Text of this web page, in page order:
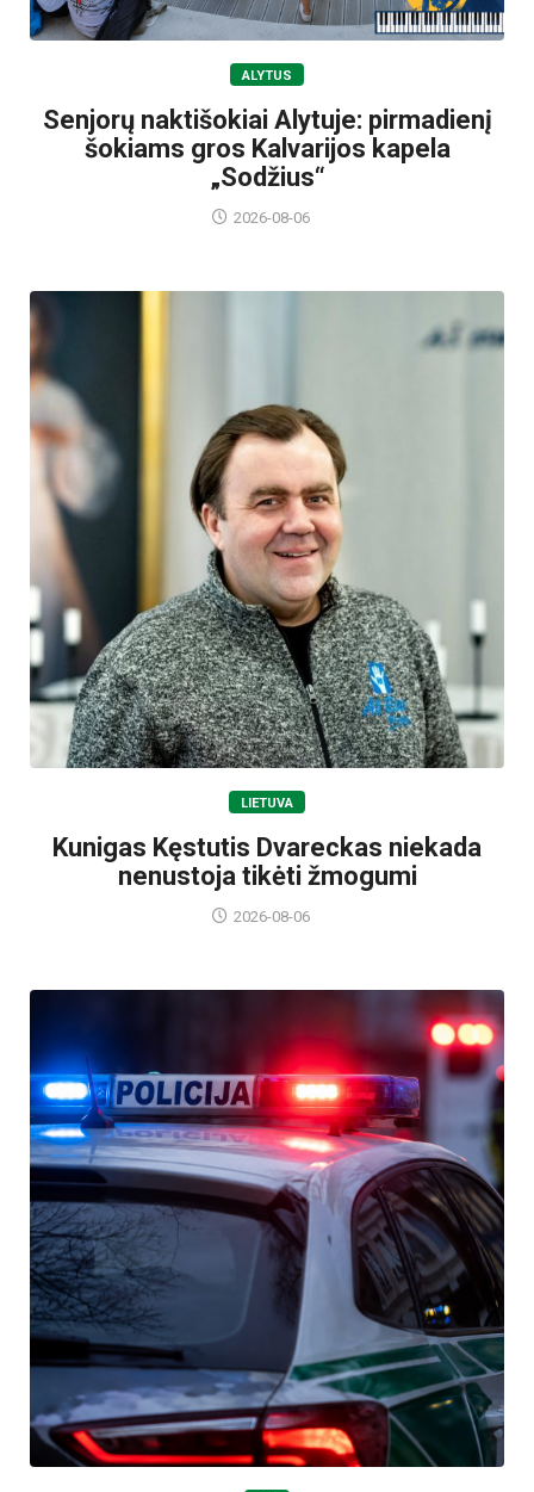
ALYTUS
Senjorų naktišokiai Alytuje: pirmadienį
šokiams gros Kalvarijos kapela
„Sodžius“
2026-08-06
LIETUVA
Kunigas Kęstutis Dvareckas niekada
nenustoja tikėti žmogumi
2026-08-06